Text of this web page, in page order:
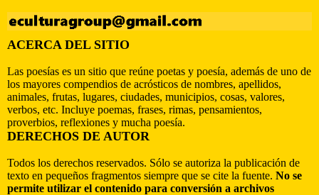
ACERCA DEL SITIO
Las poesías es un sitio que reúne poetas y poesía, además de uno de
los mayores compendios de acrósticos de nombres, apellidos,
animales, frutas, lugares, ciudades, municipios, cosas, valores,
verbos, etc. Incluye poemas, frases, rimas, pensamientos,
proverbios, reflexiones y mucha poesía.
DERECHOS DE AUTOR
Todos los derechos reservados. Sólo se autoriza la publicación de
texto en pequeños fragmentos siempre que se cite la fuente. No se
permite utilizar el contenido para conversión a archivos